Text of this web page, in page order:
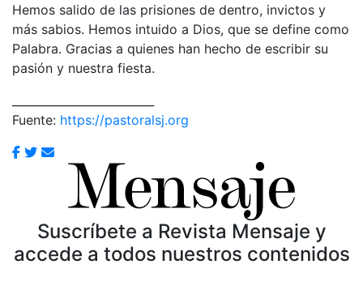
Hemos salido de las prisiones de dentro, invictos y
más sabios. Hemos intuido a Dios, que se define como
Palabra. Gracias a quienes han hecho de escribir su
pasión y nuestra fiesta.
Fuente: https://pastoralsj.org
Suscríbete a Revista Mensaje y
accede a todos nuestros contenidos